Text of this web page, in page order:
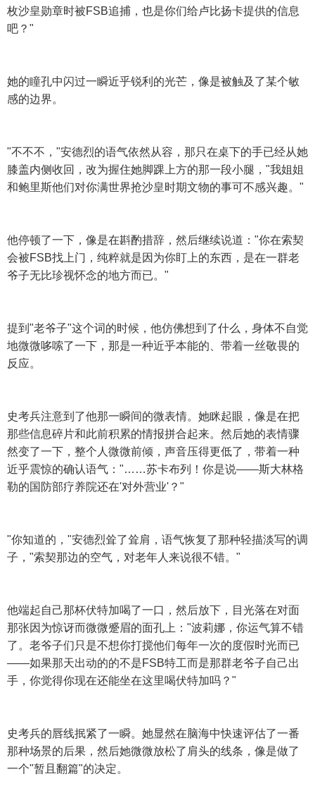
枚沙皇勋章时被FSB追捕，也是你们给卢比扬卡提供的信息
吧？"
她的瞳孔中闪过一瞬近乎锐利的光芒，像是被触及了某个敏
感的边界。
"不不不，"安德烈的语气依然从容，那只在桌下的手已经从她
膝盖内侧收回，改为握住她脚踝上方的那一段小腿，"我姐姐
和鲍里斯他们对你满世界抢沙皇时期文物的事可不感兴趣。"
他停顿了一下，像是在斟酌措辞，然后继续说道："你在索契
会被FSB找上门，纯粹就是因为你盯上的东西，是在一群老
爷子无比珍视怀念的地方而已。"
提到"老爷子"这个词的时候，他仿佛想到了什么，身体不自觉
地微微哆嗦了一下，那是一种近乎本能的、带着一丝敬畏的
反应。
史考兵注意到了他那一瞬间的微表情。她眯起眼，像是在把
那些信息碎片和此前积累的情报拼合起来。然后她的表情骤
然变了一下，整个人微微前倾，声音压得更低了，带着一种
近乎震惊的确认语气："……苏卡布列！你是说——斯大林格
勒的国防部疗养院还在'对外营业'？"
"你知道的，"安德烈耸了耸肩，语气恢复了那种轻描淡写的调
子，"索契那边的空气，对老年人来说很不错。"
他端起自己那杯伏特加喝了一口，然后放下，目光落在对面
那张因为惊讶而微微蹙眉的面孔上："波莉娜，你运气算不错
了。老爷子们只是不想你打搅他们每年一次的度假时光而已
——如果那天出动的的不是FSB特工而是那群老爷子自己出
手，你觉得你现在还能坐在这里喝伏特加吗？"
史考兵的唇线抿紧了一瞬。她显然在脑海中快速评估了一番
那种场景的后果，然后她微微放松了肩头的线条，像是做了
一个"暂且翻篇"的决定。